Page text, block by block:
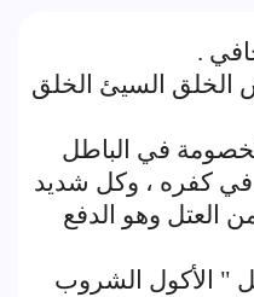
.
الخلق السيئ الخلق
في الباطل
في كفره ، وكل شديد
العتل وهو الدفع
" الأكول الشروب